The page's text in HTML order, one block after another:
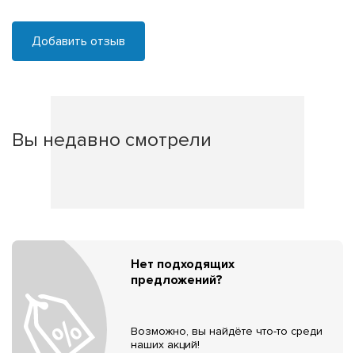
Добавить отзыв
Вы недавно смотрели
Нет подходящих
предложений?
Возможно, вы найдёте что-то среди
наших акций!